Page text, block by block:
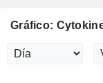
Gráfico: